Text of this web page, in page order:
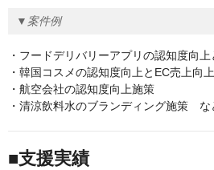
▼案件例
・フードデリバリーアプリの認知度向
・韓国コスメの認知度向上とEC売上向
・航空会社の認知度向上施策
・清涼飲料水のブランディング施策 な
■支援実績